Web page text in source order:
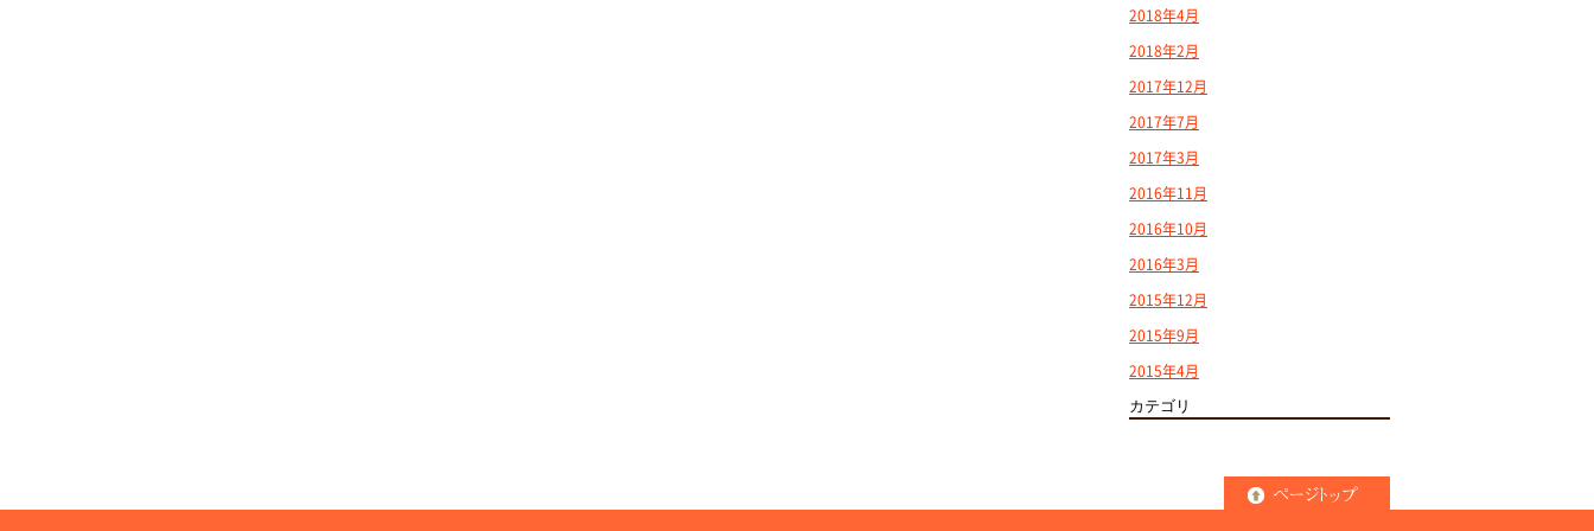
2018年4月
2018年2月
2017年12月
2017年7月
2017年3月
2016年11月
2016年10月
2016年3月
2015年12月
2015年9月
2015年4月
カテゴリ